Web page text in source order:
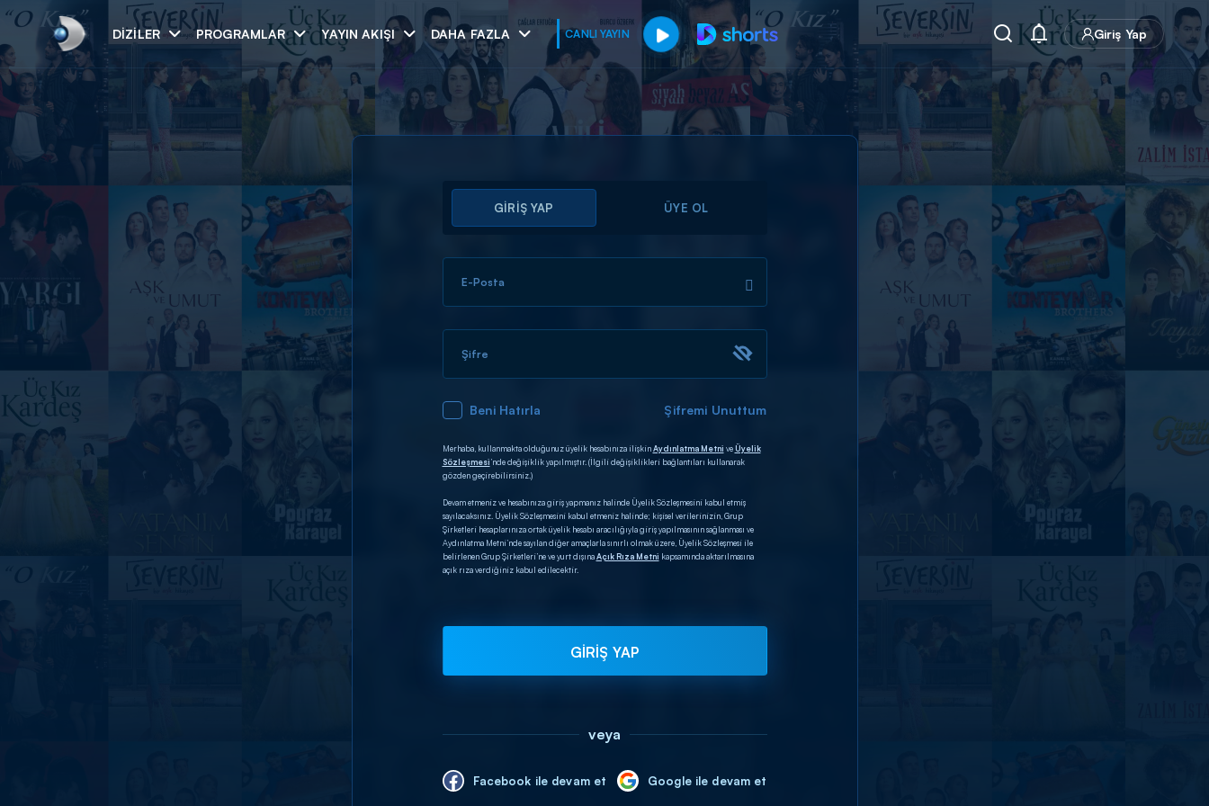
DIZILER PROGRAMLAR YAYIN AKIŞI DAHA FAZLA CANLI YAYIN Giriş Yap
Arama
ARAMA SONUÇLARI
GİRİŞ YAP ÜYE OL
E-Posta
Şifre
Beni Hatırla Şifremi Unuttum
Merhaba, kullanmakta olduğunuz üyelik hesabınıza ilişkinAydınlatma Metni veÜyelik
Sözleşmesi’nde değişiklik yapılmıştır. (İlgili değişiklikleri bağlantıları kullanarak
gözden geçirebilirsiniz.)
Devam etmeniz ve hesabınıza giriş yapmanız halinde Üyelik Sözleşmesini kabul etmiş
sayılacaksınız. Üyelik Sözleşmesini kabul etmeniz halinde; kişisel verilerinizin, Grup
Şirketleri hesaplarınıza ortak üyelik hesabı aracılığıyla giriş yapılmasının sağlanması ve
Aydınlatma Metni’nde sayılan diğer amaçlarla sınırlı olmak üzere, Üyelik Sözleşmesi ile
belirlenen Grup Şirketleri’ne ve yurt dışınaAçık Rıza Metni kapsamında aktarılmasına
açık rıza verdiğiniz kabul edilecektir.
GİRİŞ YAP
veya
Facebook ile devam et Google ile devam et